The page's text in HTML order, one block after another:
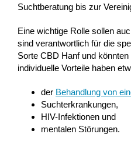
Suchtberatung bis zur
Eine wichtige Rolle sollen
sind verantwortlich für die
Sorte CBD Hanf und
individuelle Vorteile haben
der Behandlung von
Suchterkrankungen,
HIV-Infektionen und
mentalen Störungen.